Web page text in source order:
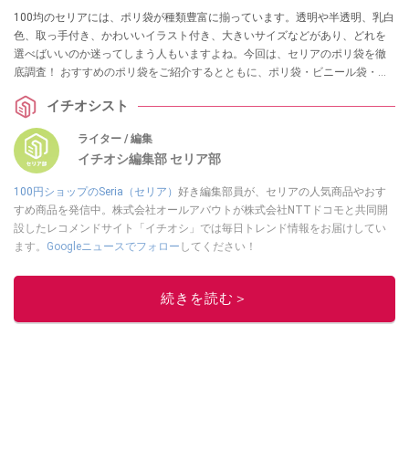
100均のセリアには、ポリ袋が種類豊富に揃っています。透明や半透明、乳白
色、取っ手付き、かわいいイラスト付き、大きいサイズなどがあり、どれを
選べばいいのか迷ってしまう人もいますよね。今回は、セリアのポリ袋を徹
底調査！ おすすめのポリ袋をご紹介するとともに、ポリ袋・ビニール袋・ナ
イチオシスト
ライター / 編集
イチオシ編集部 セリア部
100円ショップのSeria（セリア） 好き編集部員が、セリアの人気商品やおす
すめ商品を発信中。株式会社オールアバウトが株式会社NTTドコモと共同開
設したレコメンドサイト「イチオシ」では毎日トレンド情報をお届けしてい
ます。 Googleニュースでフォロー してください！
このイチオシストの他の記事を読む
続きを読む＞